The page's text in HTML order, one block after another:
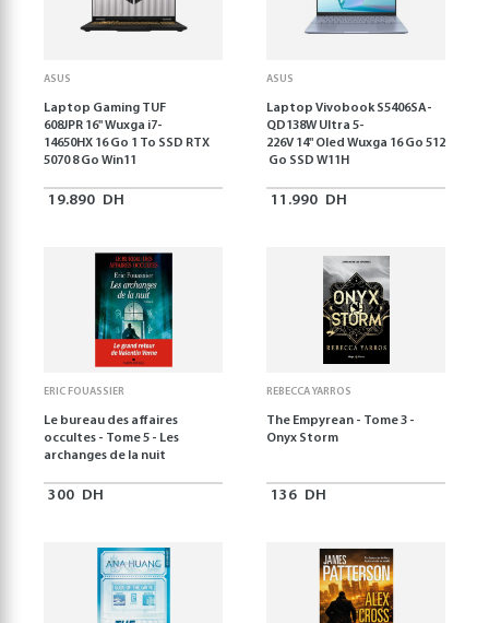
ASUS
Laptop Gaming TUF
608JPR 16'' Wuxga i7-
14650HX 16 Go 1 To SSD RTX
5070 8 Go Win11
19.890 DH
ASUS
Laptop Vivobook S5406SA-
QD138W Ultra 5-
226V 14" Oled Wuxga 16 Go 512
Go SSD W11H
11.990 DH
ERIC FOUASSIER
Le bureau des affaires
occultes - Tome 5 - Les
archanges de la nuit
300 DH
REBECCA YARROS
The Empyrean - Tome 3 -
Onyx Storm
136 DH